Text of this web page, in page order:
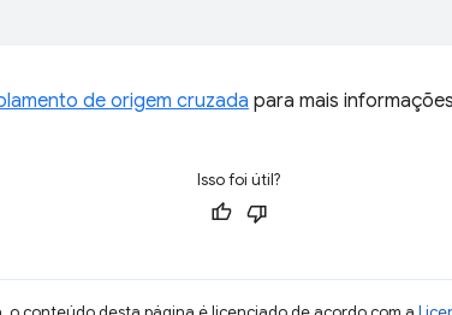
de origem cruzada para mais
Isso foi útil?